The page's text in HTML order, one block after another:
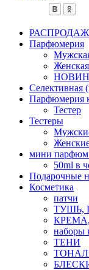
Парфюмерия
Женская
Селективная
Парфюмерия
Тестер
Тестеры
мини парфюм
50ml в
Подарочные
Косметика
патчи
ТУШЬ,
наборы
ТЕНИ